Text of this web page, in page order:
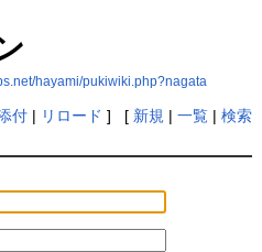
hayami/pukiwiki.php?nagata
付| リロード ] [ 新規 | 一覧| 検索